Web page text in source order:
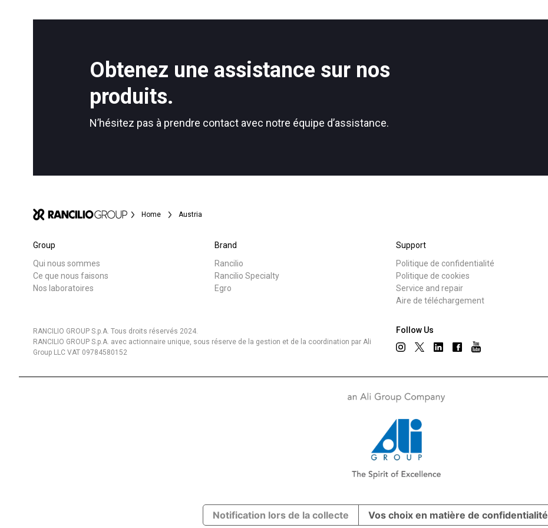
Obtenez une assistance sur nos
produits.
N’hésitez pas à prendre contact avec notre équipe d’assistance.
Home Austria
Group
Qui nous sommes
Ce que nous faisons
Nos laboratoires
Brand
Rancilio
Rancilio Specialty
Egro
Support
Politique de confidentialité
Politique de cookies
Service and repair
Aire de téléchargement
Follow Us
RANCILIO GROUP S.p.A. Tous droits réservés 2024.
RANCILIO GROUP S.p.A. avec actionnaire unique, sous réserve de la gestion et de la coordination par Ali
Group LLC VAT 09784580152
Notification lors de la collecte Vos choix en matière de confidentialité